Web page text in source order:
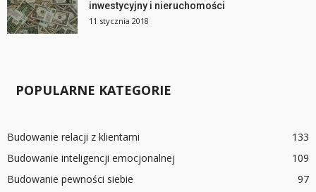
inwestycyjny i nieruchomości
11 stycznia 2018
POPULARNE KATEGORIE
Budowanie relacji z klientami
133
Budowanie inteligencji emocjonalnej
109
Budowanie pewności siebie
97